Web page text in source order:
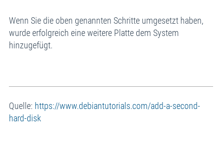
Wenn Sie die oben genannten Schritte umgesetzt haben,
wurde erfolgreich eine weitere Platte dem System
hinzugefügt.
Quelle: https://www.debiantutorials.com/add-a-second-
hard-disk